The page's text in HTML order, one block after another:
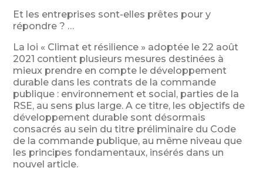
Et les entreprises sont-elles prêtes pour y
répondre ? …
La loi « Climat et résilience » adoptée le 22 août
2021 contient plusieurs mesures destinées à
mieux prendre en compte le développement
durable dans les contrats de la commande
publique : environnement et social, parties de la
RSE, au sens plus large. A ce titre, les objectifs de
développement durable sont désormais
consacrés au sein du titre préliminaire du Code
de la commande publique, au même niveau que
les principes fondamentaux, insérés dans un
nouvel article.